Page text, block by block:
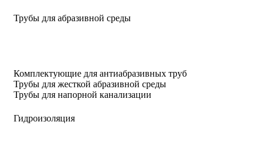
Трубы для абразивной среды
Комплектующие для антиабразивных труб
Трубы для жесткой абразивной среды
Трубы для напорной канализации
Гидроизоляция